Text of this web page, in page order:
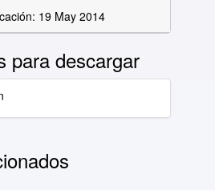
19 May 2014
para descargar